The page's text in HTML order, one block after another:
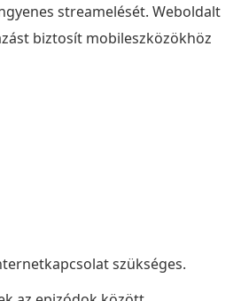
streamelését. Weboldalt
biztosít mobileszközökhöz
szükséges.